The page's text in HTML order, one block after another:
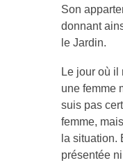
Son
donnant
le Jardin.
Le jour où il
une femme
suis pas
femme,
la situation.
présentée